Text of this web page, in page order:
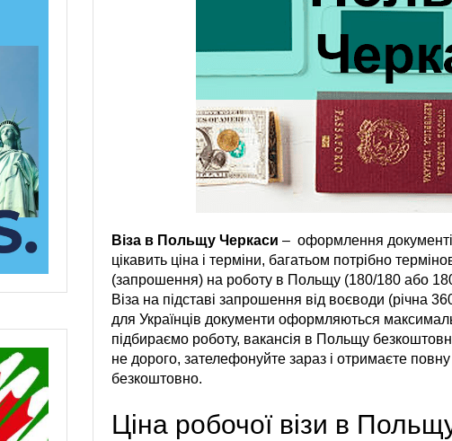
Віза в Польщу Черкаси – оформлення
цікавить ціна і терміни, багатьом потрібно
(запрошення) на роботу в Польщу (180/180 або
Віза на підставі запрошення від воєводи (річна
для Українців документи оформляються
підбираємо роботу, вакансія в Польщу
не дорого, зателефонуйте зараз і отримаєте повну
безкоштовно.
Ціна робочої візи в